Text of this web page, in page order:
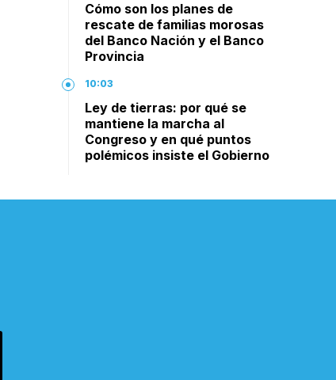
Cómo son los planes de
rescate de familias morosas
del Banco Nación y el Banco
Provincia
10:03
Ley de tierras: por qué se
mantiene la marcha al
Congreso y en qué puntos
polémicos insiste el Gobierno